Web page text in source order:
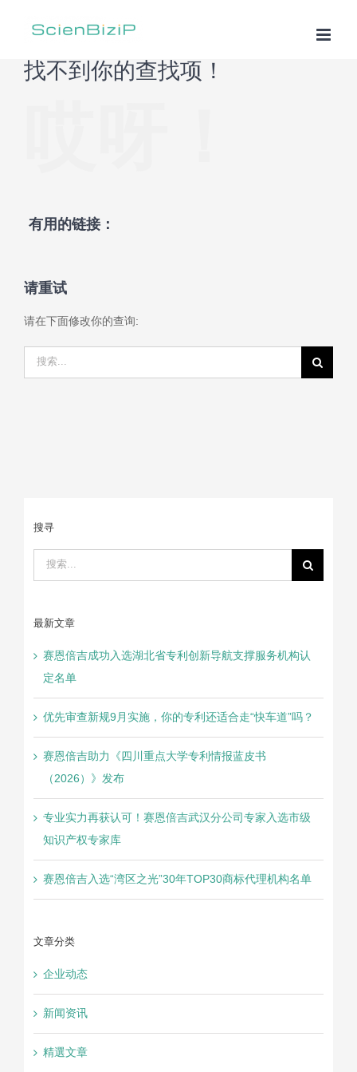
找不到你的查找项！
有用的链接：
请重试
请在下面修改你的查询:
索：
搜寻
索：
最新文章
赛恩倍吉成功入选湖北省专利创新导航支撑服务机构认
定名单
优先审查新规9月实施，你的专利还适合走“快车道”吗？
赛恩倍吉助力《四川重点大学专利情报蓝皮书
（2026）》发布
专业实力再获认可！赛恩倍吉武汉分公司专家入选市级
知识产权专家库
赛恩倍吉入选“湾区之光”30年TOP30商标代理机构名单
文章分类
企业动态
新闻资讯
精選文章